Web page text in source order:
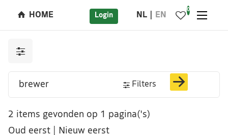
HOME Login NL EN
0
Filters
2 items gevonden op 1 pagina('s)
Oud eerst
Nieuw eerst